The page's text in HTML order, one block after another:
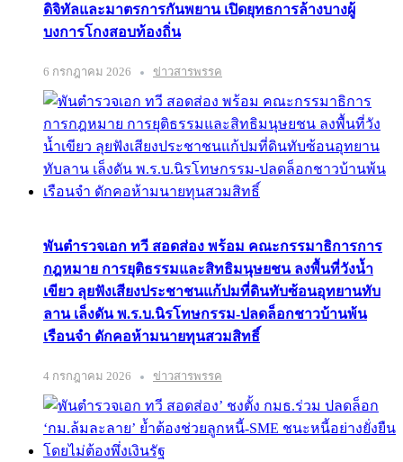
ดิจิทัลและมาตรการกันพยาน เปิดยุทธการล้างบางผู้
บงการโกงสอบท้องถิ่น
6 กรกฎาคม 2026 ข่าวสารพรรค
พันตำรวจเอก ทวี สอดส่อง พร้อม คณะกรรมาธิการการ
กฎหมาย การยุติธรรมและสิทธิมนุษยชน ลงพื้นที่วังน้ำ
เขียว ลุยฟังเสียงประชาชนแก้ปมที่ดินทับซ้อนอุทยานทับ
ลาน เล็งดัน พ.ร.บ.นิรโทษกรรม-ปลดล็อกชาวบ้านพ้น
เรือนจำ ดักคอห้ามนายทุนสวมสิทธิ์
4 กรกฎาคม 2026 ข่าวสารพรรค